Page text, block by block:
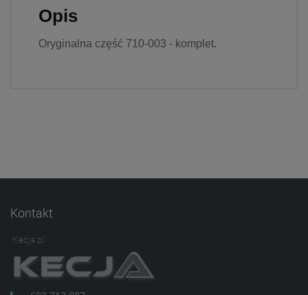
Opis
Oryginalna część 710-003 - komplet.
Kontakt
Kecja.pl
prowadzoną przez
dostawców politykę
marketing@kecja.pllub nr